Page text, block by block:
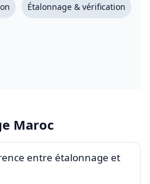
Étalonnage & vérification
Maroc
entre étalonnage et